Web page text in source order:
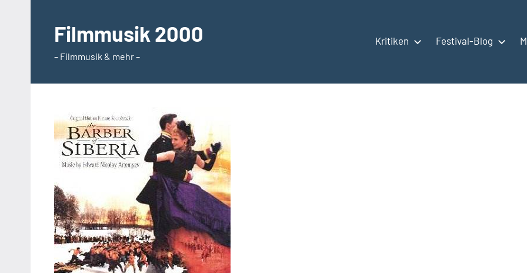
springenFilmmusik 2000
– Filmmusik & mehr –
Kritiken Festival-Blog